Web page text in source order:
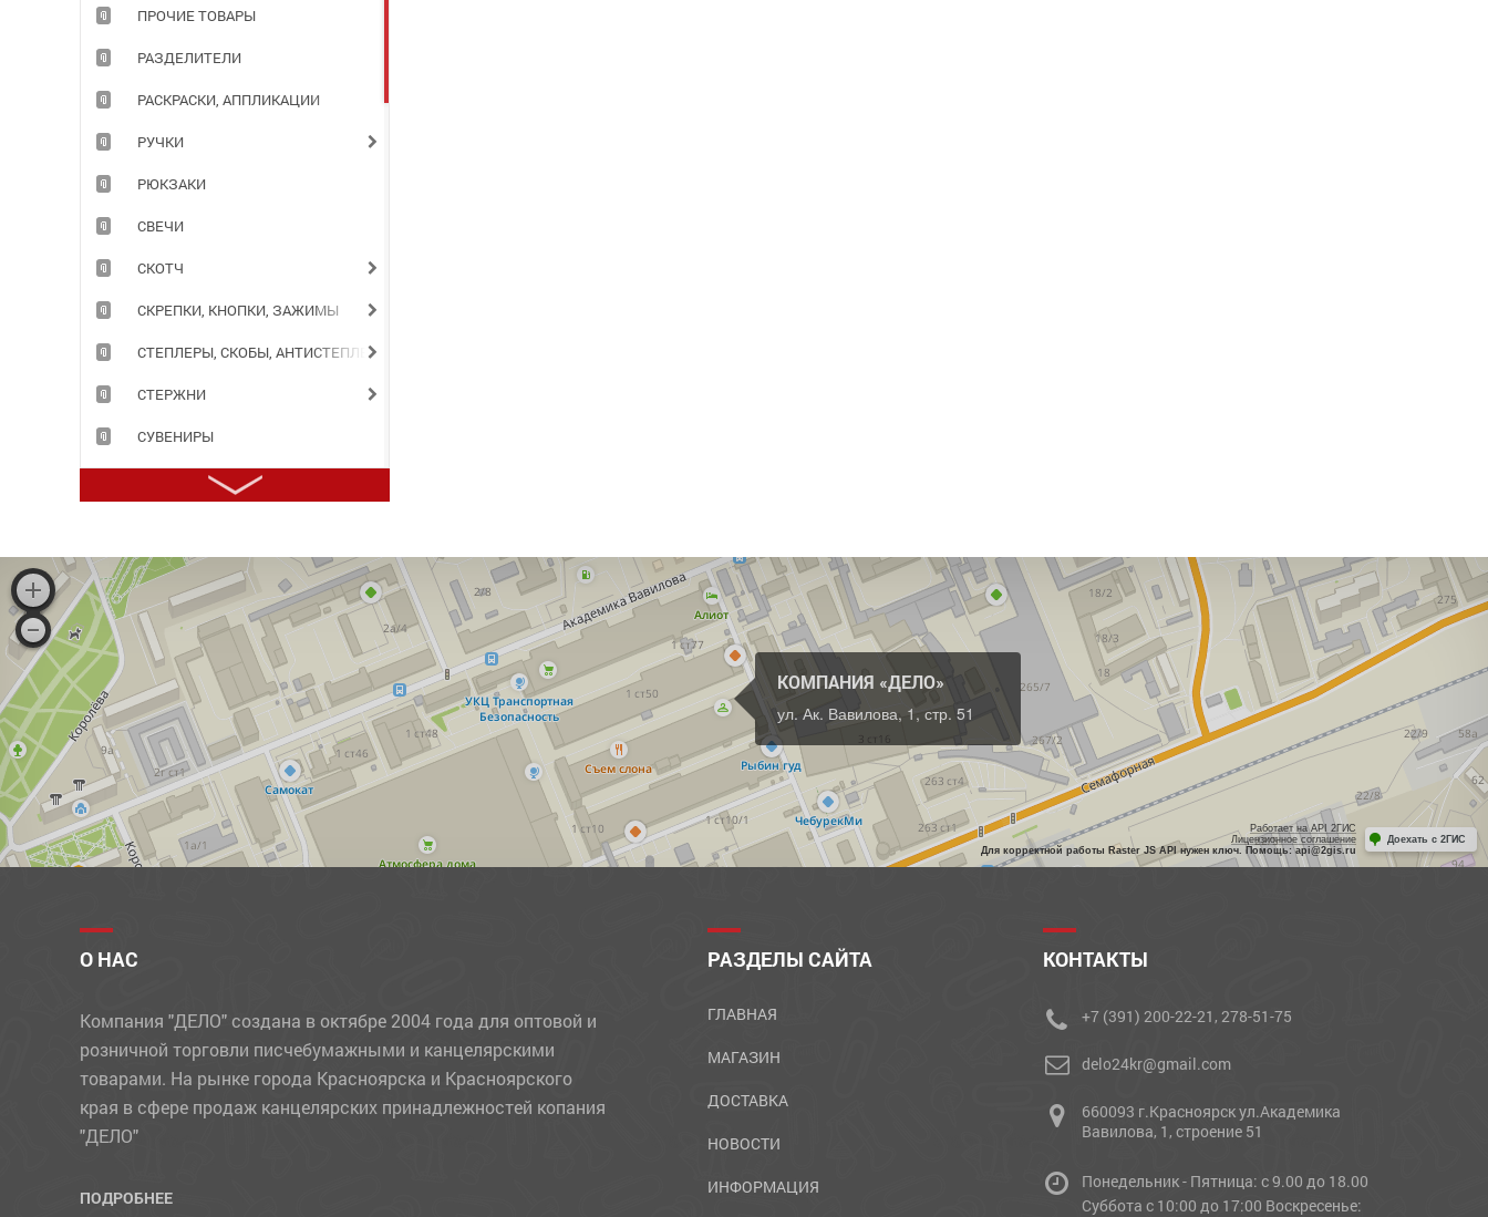
ПРОЧИЕ ТОВАРЫ
РАЗДЕЛИТЕЛИ
РАСКРАСКИ, АППЛИКАЦИИ
РУЧКИ
РЮКЗАКИ
СВЕЧИ
СКОТЧ
СКРЕПКИ, КНОПКИ, ЗАЖИМЫ
СТЕПЛЕРЫ, СКОБЫ, АНТИСТЕПЛЕРЫ
СТЕРЖНИ
СУВЕНИРЫ
ТЕТРАДИ
ТОЧИЛКИ
ТРАФАРЕТЫ
ТУШЬ
УЧЕБНЫЕ МАТЕРИАЛЫ
ФЛОМАСТЕРЫ
ФОТОАЛЬБОМЫ, ФОТОРАМКИ
ХОЗЯЙСТВЕННЫЕ ТОВАРЫ
ШТЕМПЕЛЬНЫЕ ПРИНАДЛЕЖНОСТИ
КОМПАНИЯ «ДЕЛО»
ул. Ак. Вавилова, 1, стр. 51
Работает на API 2ГИС
Лицензионное соглашение
Для корректной работы Raster JS API нужен ключ. Помощь: api@2gis.ru
Доехать с 2ГИС
О НАС
Компания "ДЕЛО" создана в октябре 2004 года для оптовой и
розничной торговли писчебумажными и канцелярскими
товарами. На рынке города Красноярска и Красноярского
края в сфере продаж канцелярских принадлежностей копания
"ДЕЛО"
ПОДРОБНЕЕ
РАЗДЕЛЫ САЙТА
ГЛАВНАЯ
МАГАЗИН
ДОСТАВКА
НОВОСТИ
ИНФОРМАЦИЯ
КОНТАКТЫ
+7 (391) 200-22-21, 278-51-75
delo24kr@gmail.com
660093 г.Красноярск ул.Академика
Вавилова, 1, строение 51
Понедельник - Пятница: с 9.00 до 18.00
Cуббота с 10:00 до 17:00 Воскресенье: